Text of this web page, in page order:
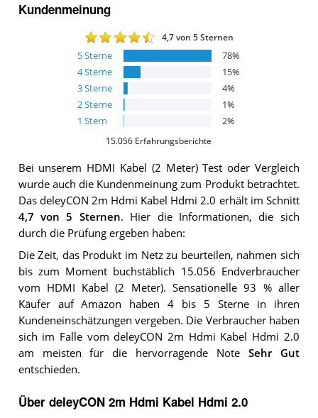
Kundenmeinung
4,7von 5 Sternen
5Sterne 78%
4Sterne 15%
3Sterne 4%
2Sterne 1%
1 Stern 2%
15.056 Erfahrungsberichte
Bei unserem HDMI Kabel (2 Meter)Test oder Vergleich
wurde auch die Kundenmeinung zum Produkt betrachtet.
Das deleyCON 2m Hdmi Kabel Hdmi 2.0 erhält im Schnitt
4,7 von 5 Sternen. Hier die Informationen, die sich
durch die Prüfung ergeben haben:
Die Zeit, das Produkt im Netz zu beurteilen, nahmen sich
bis zum Moment buchstäblich 15.056 Endverbraucher
vom HDMI Kabel (2 Meter). Sensationelle 93 % aller
Käufer auf Amazon haben 4 bis 5 Sterne in ihren
Kundeneinschätzungen vergeben. Die Verbraucher haben
sich im Falle vom deleyCON 2m Hdmi Kabel Hdmi 2.0
am meisten für die hervorragende Note Sehr Gut
entschieden.
Über deleyCON 2m Hdmi Kabel Hdmi 2.0